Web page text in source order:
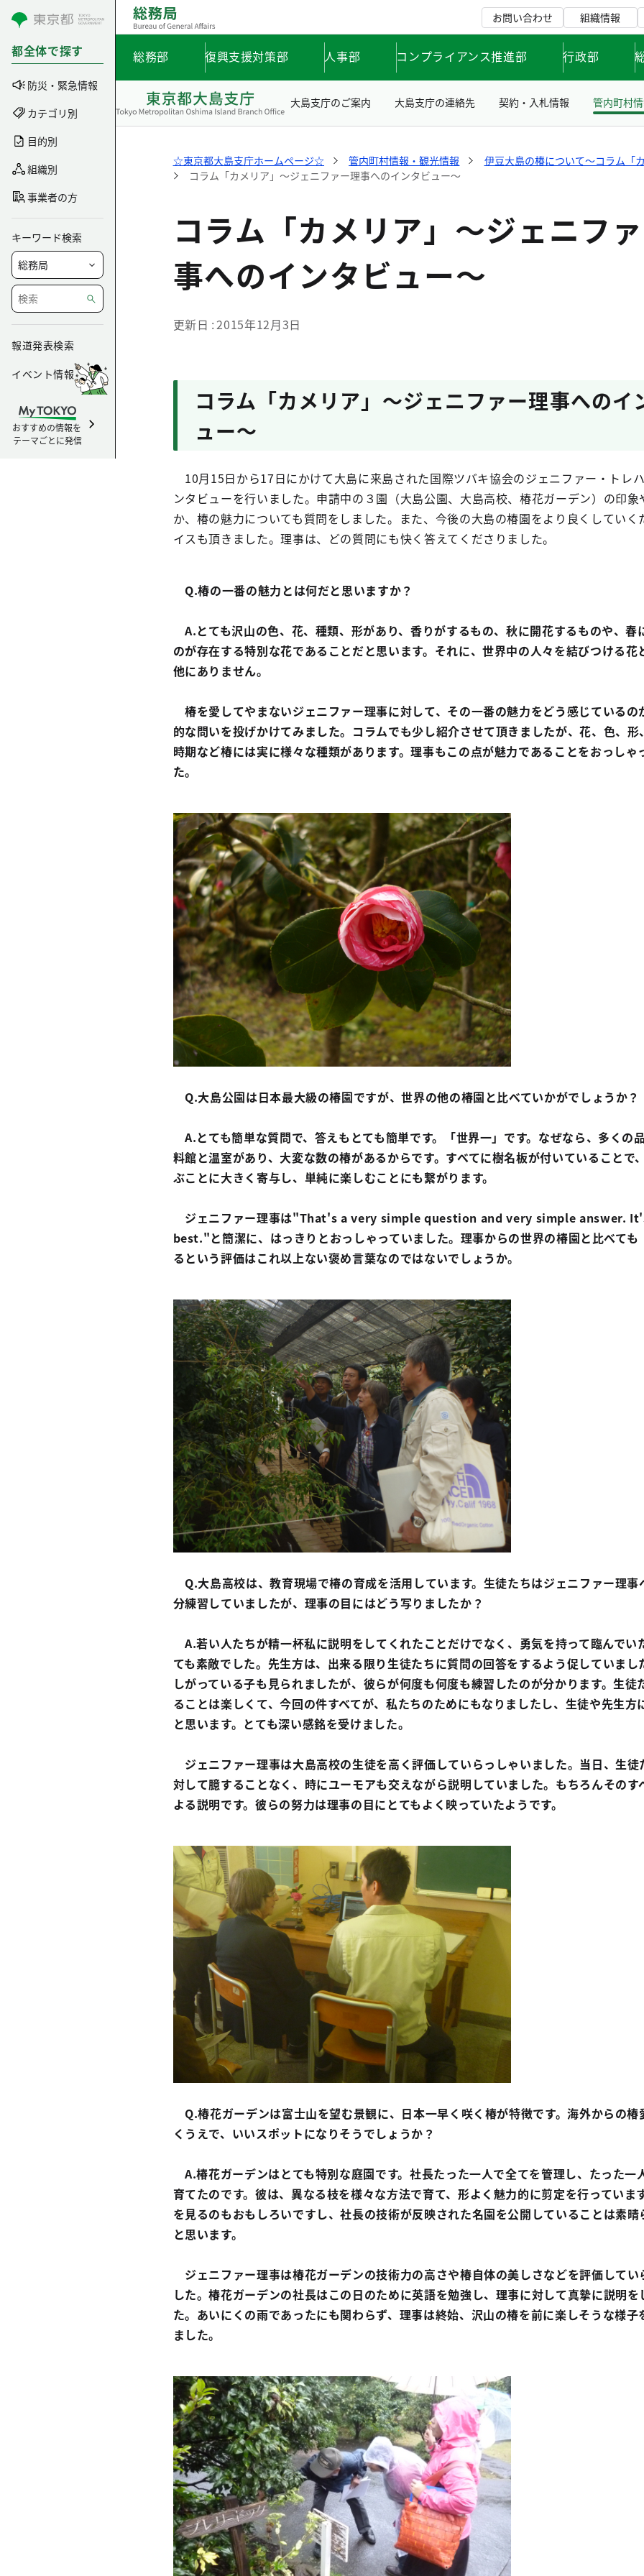
コンテンツにスキップ
都全体で探す
防災・緊急情報
カテゴリ別
目的別
組織別
事業者の方
キーワード検索
報道発表検索
イベント情報
おすすめの情報を
テーマごとに発信
お問い合わせ 組織情報
総務部 復興支援対策部 人事部 コンプライアンス推進部 行政部
大島支庁のご案内 大島支庁の連絡先 契約・入札情報 管内町村
☆東京都大島支庁ホームページ☆ 管内町村情報・観光情報
伊豆大島の椿について～コラム「
コラム「カメリア」～ジェニファー理事へのインタビュー～
コラム「カメリア」～ジェニフ
事へのインタビュー～
更新日 2015年12月3日
コラム「カメリア」～ジェニファー理事へのイ
ュー～
10月15日から17日にかけて大島に来島された国際ツバキ協会のジェニファー・トレ
ンタビューを行いました。申請中の３園（大島公園、大島高校、椿花ガーデン）の印象
か、椿の魅力についても質問をしました。また、今後の大島の椿園をより良くしていく
イスも頂きました。理事は、どの質問にも快く答えてくださりました。
Q.椿の一番の魅力とは何だと思いますか？
A.とても沢山の色、花、種類、形があり、香りがするもの、秋に開花するものや、春
のが存在する特別な花であることだと思います。それに、世界中の人々を結びつける花
他にありません。
椿を愛してやまないジェニファー理事に対して、その一番の魅力をどう感じているの
的な問いを投げかけてみました。コラムでも少し紹介させて頂きましたが、花、色、形
時期など椿には実に様々な種類があります。理事もこの点が魅力であることをおっしゃ
た。
Q.大島公園は日本最大級の椿園ですが、世界の他の椿園と比べていかがでしょうか？
A.とても簡単な質問で、答えもとても簡単です。「世界一」です。なぜなら、多くの
料館と温室があり、大変な数の椿があるからです。すべてに樹名板が付いていることで
ぶことに大きく寄与し、単純に楽しむことにも繋がります。
ジェニファー理事は"That's a very simple question and very simple answer.
best."と簡潔に、はっきりとおっしゃっていました。理事からの世界の椿園と比べても
るという評価はこれ以上ない褒め言葉なのではないでしょうか。
Q.大島高校は、教育現場で椿の育成を活用しています。生徒たちはジェニファー理事
分練習していましたが、理事の目にはどう写りましたか？
A.若い人たちが精一杯私に説明をしてくれたことだけでなく、勇気を持って臨んでい
ても素敵でした。先生方は、出来る限り生徒たちに質問の回答をするよう促していまし
しがっている子も見られましたが、彼らが何度も何度も練習したのが分かります。生徒
ることは楽しくて、今回の件すべてが、私たちのためにもなりましたし、生徒や先生方
と思います。とても深い感銘を受けました。
ジェニファー理事は大島高校の生徒を高く評価していらっしゃいました。当日、生徒
対して臆することなく、時にユーモアも交えながら説明していました。もちろんそのす
よる説明です。彼らの努力は理事の目にとてもよく映っていたようです。
Q.椿花ガーデンは富士山を望む景観に、日本一早く咲く椿が特徴です。海外からの椿
くうえで、いいスポットになりそうでしょうか？
A.椿花ガーデンはとても特別な庭園です。社長たった一人で全てを管理し、たった一
育てたのです。彼は、異なる枝を様々な方法で育て、形よく魅力的に剪定を行っていま
を見るのもおもしろいですし、社長の技術が反映された名園を公開していることは素晴
と思います。
ジェニファー理事は椿花ガーデンの技術力の高さや椿自体の美しさなどを評価してい
した。椿花ガーデンの社長はこの日のために英語を勉強し、理事に対して真摯に説明
た。あいにくの雨であったにも関わらず、理事は終始、沢山の椿を前に楽しそうな様子
ました。